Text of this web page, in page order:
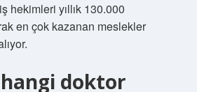
hekimleri yıllık 130.000
en çok kazanan meslekler
hangi doktor